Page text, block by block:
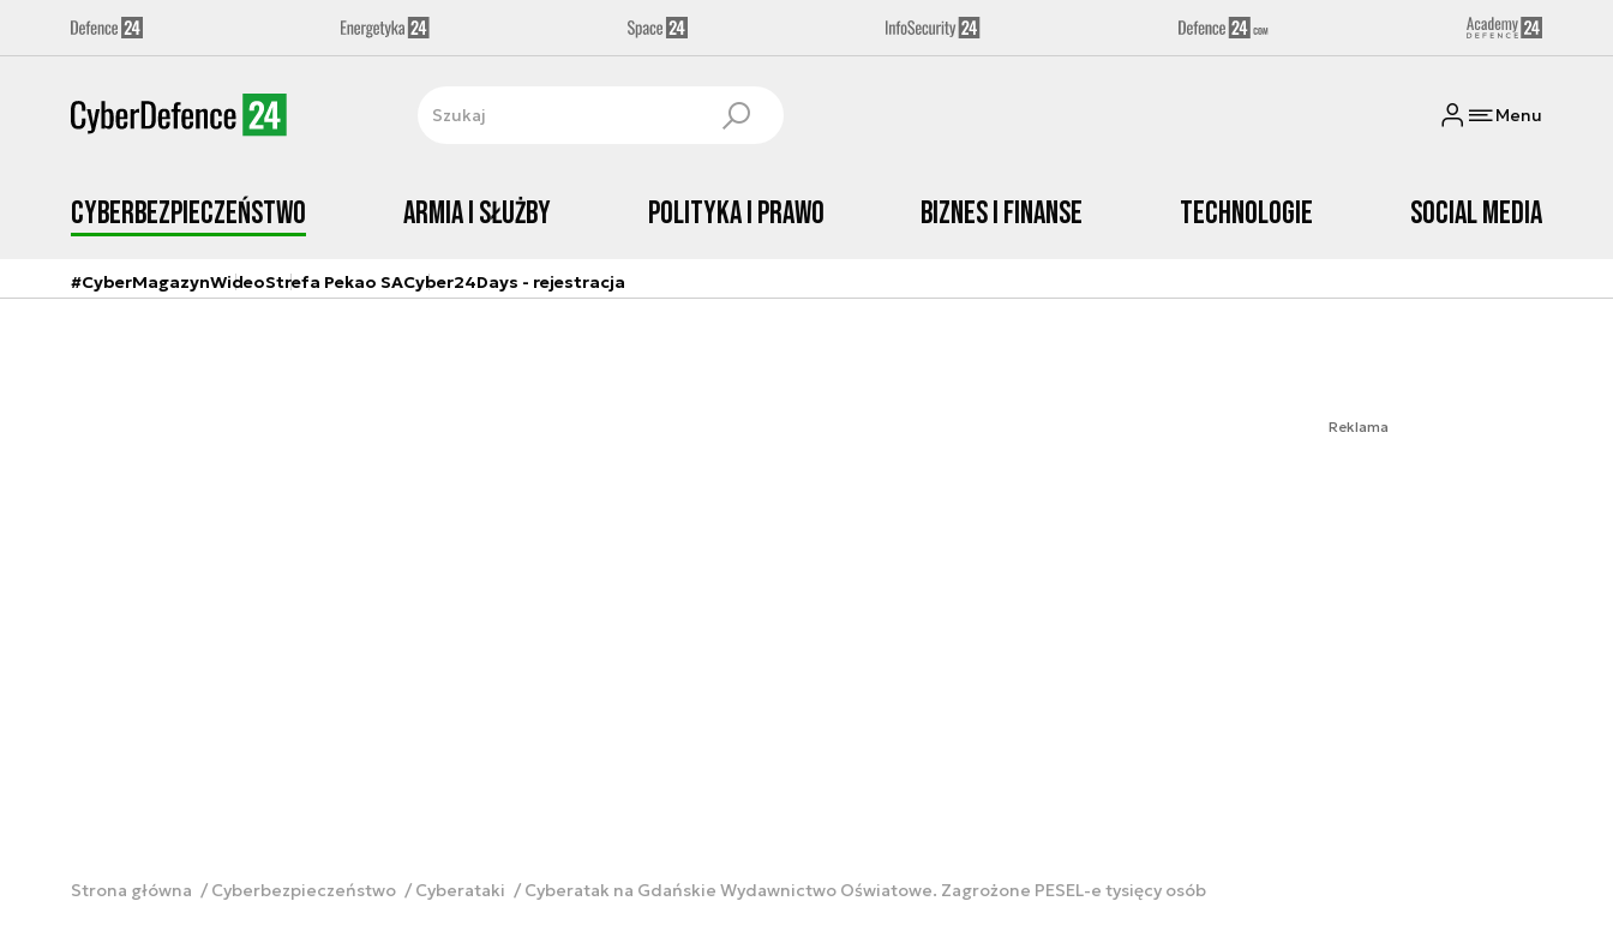
Menu
Cyberbezpieczeństwo Armia i Służby Polityka i prawo Biznes i Finanse Technologie Social media
#CyberMagazynWideoStrefa Pekao SACyber24Days - rejestracja
Reklama
Strona główna Cyberbezpieczeństwo Cyberataki Cyberatak na Gdańskie Wydawnictwo Oświatowe. Zagrożone PESEL-e tysięcy osób